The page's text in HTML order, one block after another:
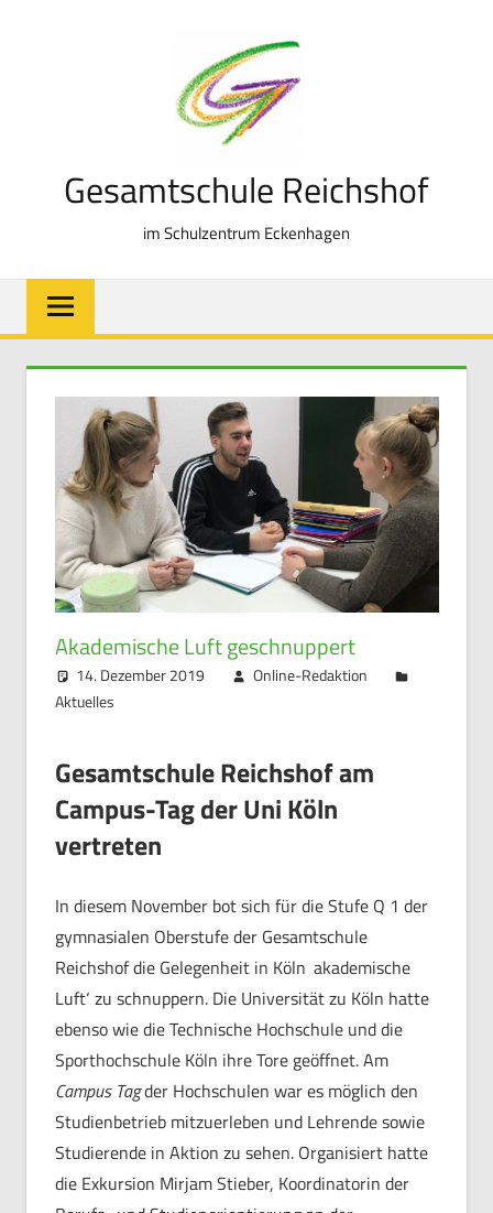
Gesamtschule Reichshof
im Schulzentrum Eckenhagen
Akademische Luft geschnuppert
14. Dezember 2019
Online-Redaktion
Aktuelles
Gesamtschule Reichshof am
Campus-Tag der Uni Köln
vertreten
In diesem November bot sich für die Stufe Q 1 der
gymnasialen Oberstufe der Gesamtschule
Reichshof die Gelegenheit in Köln ‚akademische
Luft‘ zu schnuppern. Die Universität zu Köln hatte
ebenso wie die Technische Hochschule und die
Sporthochschule Köln ihre Tore geöffnet. Am
Campus Tagder Hochschulen war es möglich den
Studienbetrieb mitzuerleben und Lehrende sowie
Studierende in Aktion zu sehen. Organisiert hatte
die Exkursion Mirjam Stieber, Koordinatorin der